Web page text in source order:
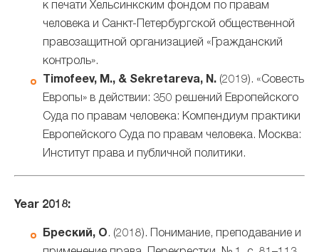
к печати Хельсинкским фондом по правам
человека и Санкт-Петербургской общественной
правозащитной организацией «Гражданский
контроль».
Timofeev, M., & Sekretareva, N. (2019). «Совесть
Европы» в действии: 350 решений Европейского
Суда по правам человека: Компендиум практики
Европейского Суда по правам человека. Москва:
Институт права и публичной политики.
Year 2018:
Бреский, О. (2018). Понимание, преподавание и